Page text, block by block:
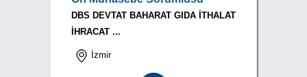
DBS DEVTAT BAHARAT GIDA İTHALAT
İHRACAT ...
İzmir